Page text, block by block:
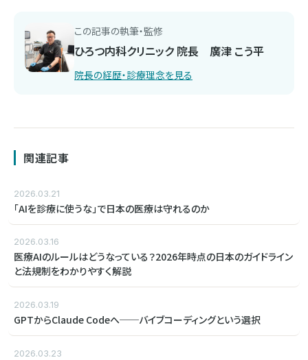
この記事の執筆・監修
ひろつ内科クリニック 院長 廣津 こう平
院長の経歴・診療理念を見る
関連記事
2026.03.21
「AIを診療に使うな」で日本の医療は守れるのか
2026.03.16
医療AIのルールはどうなっている？2026年時点の日本のガイドライン
と法規制をわかりやすく解説
2026.03.19
GPTからClaude Codeへ──バイブコーディングという選択
2026.03.23